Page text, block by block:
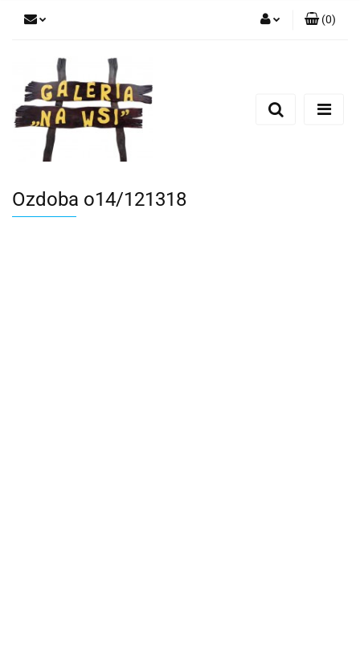
Dodaj zgłoszenie
(0)
Ozdoba o14/121318